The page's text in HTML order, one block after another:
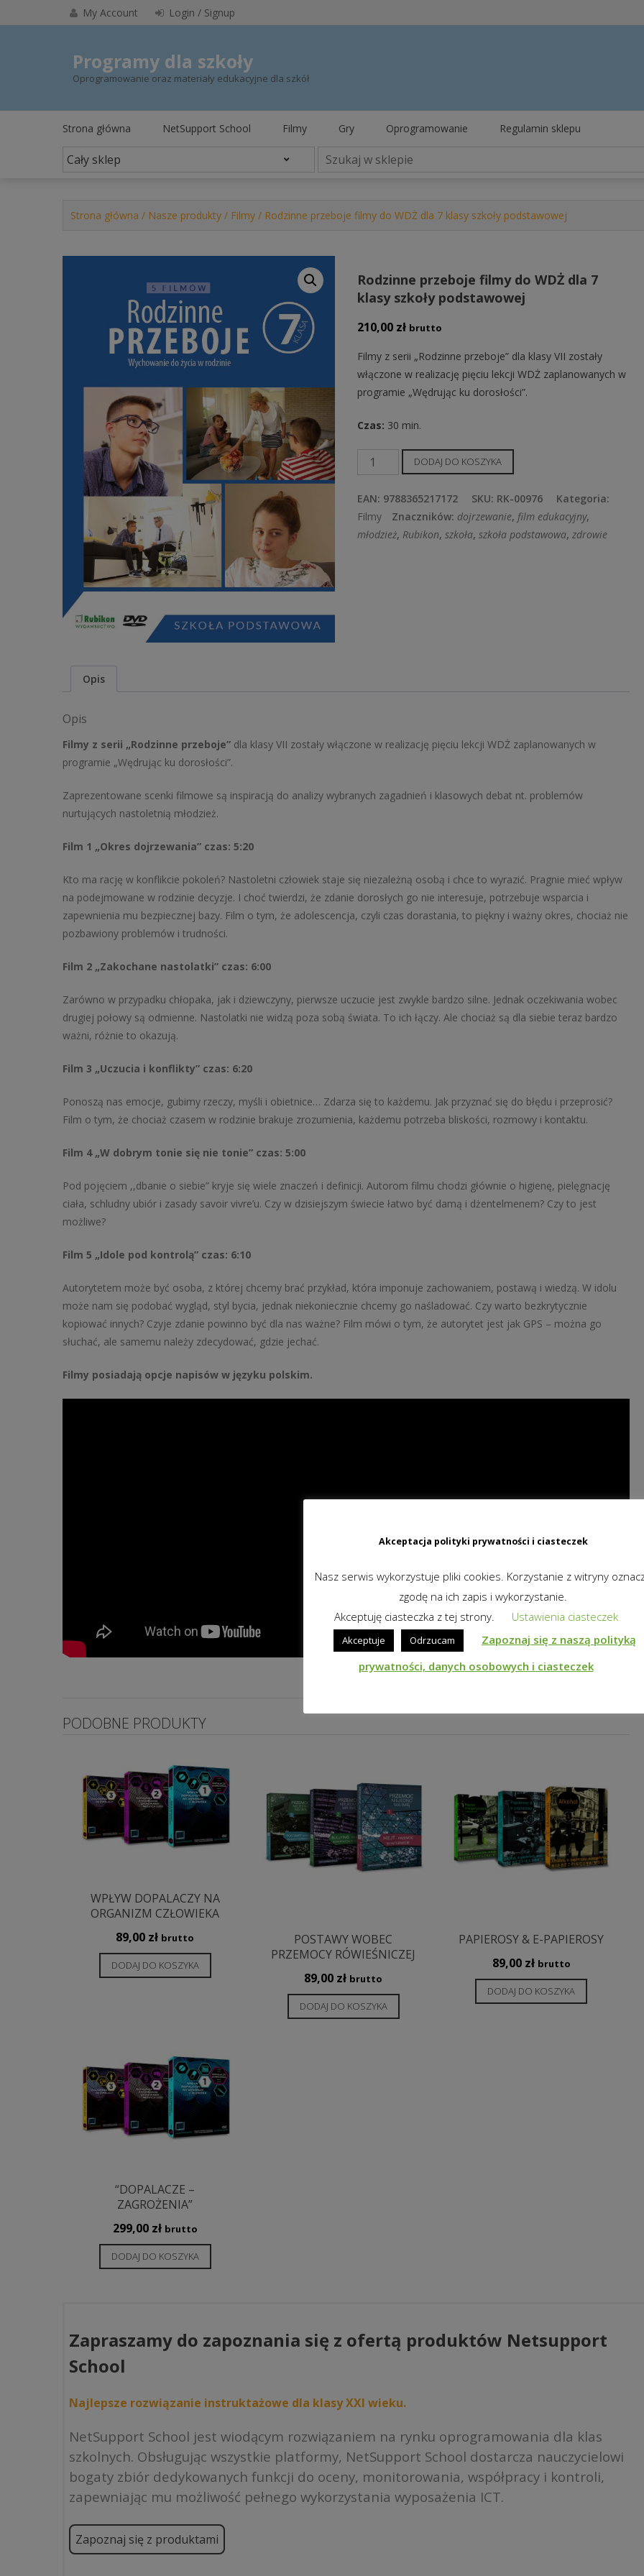
to
My Account Login / Signup
Programy dla szkoły
Oprogramowanie oraz materiały edukacyjne dla szkół
Strona główna NetSupport School Filmy Gry Oprogramowanie Regulamin sklepu
Strona główna / Nasze produkty / Filmy / Rodzinne przeboje filmy do WDŻ dla 7 klasy szkoły podstawowej
Rodzinne przeboje filmy do WDŻ dla 7
klasy szkoły podstawowej
210,00 zł brutto
Filmy z serii „Rodzinne przeboje” dla klasy VII zostały
włączone w realizację pięciu lekcji WDŻ zaplanowanych w
programie „Wędrując ku dorosłości”.
Czas: 30 min.
ilość
Rodzinne
przeboje
filmy
do
DODAJ DO KOSZYKA
EAN: 9788365217172 SKU: RK-00976
Kategoria:
Filmy
Znaczników: dojrzewanie, film edukacyjny,
młodzież, Rubikon,szkoła,szkoła podstawowa,zdrowie
Opis
Opis
Filmy z serii „Rodzinne przeboje” dla klasy VII zostały włączone w realizację pięciu lekcji WDŻ zaplanowanych w
programie „Wędrując ku dorosłości”.
Zaprezentowane scenki filmowe są inspiracją do analizy wybranych zagadnień i klasowych debat nt. problemów
nurtujących nastoletnią młodzież.
Film 1 „Okres dojrzewania” czas: 5:20
Kto ma rację w konflikcie pokoleń? Nastoletni człowiek staje się niezależną osobą i chce to wyrazić. Pragnie mieć wpływ
na podejmowane w rodzinie decyzje. I choć twierdzi, że zdanie dorosłych go nie interesuje, potrzebuje wsparcia i
zapewnienia mu bezpiecznej bazy. Film o tym, że adolescencja, czyli czas dorastania, to piękny i ważny okres, chociaż nie
pozbawiony problemów i trudności.
Film 2 „Zakochane nastolatki” czas: 6:00
Zarówno w przypadku chłopaka, jak i dziewczyny, pierwsze uczucie jest zwykle bardzo silne. Jednak oczekiwania wobec
drugiej połowy są odmienne. Nastolatki nie widzą poza sobą świata. To ich łączy. Ale chociaż są dla siebie teraz bardzo
ważni, różnie to okazują.
Film 3 „Uczucia i konflikty” czas: 6:20
Ponoszą nas emocje, gubimy rzeczy, myśli i obietnice… Zdarza się to każdemu. Jak przyznać się do błędu i przeprosić?
Film o tym, że chociaż czasem w rodzinie brakuje zrozumienia, każdemu potrzeba bliskości, rozmowy i kontaktu.
Film 4 „W dobrym tonie się nie tonie” czas: 5:00
Pod pojęciem ,,dbanie o siebie” kryje się wiele znaczeń i definicji. Autorom filmu chodzi głównie o higienę, pielęgnację
ciała, schludny ubiór i zasady savoir vivre’u. Czy w dzisiejszym świecie łatwo być damą i dżentelmenem? Czy to jest
możliwe?
Film 5 „Idole pod kontrolą” czas: 6:10
Autorytetem może być osoba, z której chcemy brać przykład, która imponuje zachowaniem, postawą i wiedzą. W idolu
może nam się podobać wygląd, styl bycia, jednak niekoniecznie chcemy go naśladować. Czy warto bezkrytycznie
kopiować innych? Czyje zdanie powinno być dla nas ważne? Film mówi o tym, że autorytet jest jak GPS – można go
słuchać, ale samemu należy zdecydować, gdzie jechać.
Filmy posiadają opcje napisów w języku polskim.
PODOBNE PRODUKTY
WPŁYW DOPALACZY NA
ORGANIZM CZŁOWIEKA
89,00 zł brutto
DODAJ DO KOSZYKA
POSTAWY WOBEC
PRZEMOCY RÓWIEŚNICZEJ
89,00 zł brutto
DODAJ DO KOSZYKA
PAPIEROSY & E-PAPIEROSY
89,00 zł brutto
DODAJ DO KOSZYKA
“DOPALACZE –
ZAGROŻENIA”
299,00 zł brutto
DODAJ DO KOSZYKA
Zapraszamy do zapoznania się z ofertą produktów Netsupport
School
Najlepsze rozwiązanie instruktażowe dla klasy XXI wieku.
NetSupport School jest wiodącym rozwiązaniem na rynku oprogramowania dla klas
szkolnych. Obsługując wszystkie platformy, NetSupport School dostarcza nauczycielowi
bogaty zbiór dedykowanych funkcji do oceny, monitorowania, współpracy i kontroli,
zapewniając mu możliwość pełnego wykorzystania wyposażenia ICT.
Zapoznaj się z produktami
Akceptacja polityki prywatności i ciasteczek
Nasz serwis wykorzystuje pliki cookies. Korzystanie z witryny
zgodę na ich zapis i wykorzystanie.
Akceptuję ciasteczka z tej strony.
Ustawienia ciasteczek
Akceptuje Odrzucam
Zapoznaj się z naszą polityką
prywatności, danych osobowych i ciasteczek